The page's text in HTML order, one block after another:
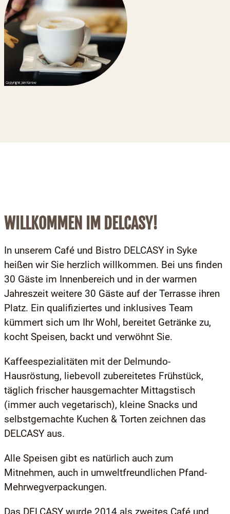
WILLKOMMEN IM DELCASY!
In unserem Café und Bistro DELCASY in Syke
heißen wir Sie herzlich willkommen. Bei uns finden
30 Gäste im Innenbereich und in der warmen
Jahreszeit weitere 30 Gäste auf der Terrasse ihren
Platz. Ein qualifiziertes und inklusives Team
kümmert sich um Ihr Wohl, bereitet Getränke zu,
kocht Speisen, backt und verwöhnt Sie.
Kaffeespezialitäten mit der Delmundo-
Hausröstung, liebevoll zubereitetes Frühstück,
täglich frischer hausgemachter Mittagstisch
(immer auch vegetarisch), kleine Snacks und
selbstgemachte Kuchen & Torten zeichnen das
DELCASY aus.
Alle Speisen gibt es natürlich auch zum
Mitnehmen, auch in umweltfreundlichen Pfand-
Mehrwegverpackungen.